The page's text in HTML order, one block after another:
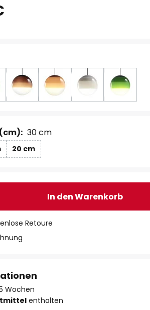
30 cm
20 cm
In den Warenkorb
Retoure
Wochen
enthalten